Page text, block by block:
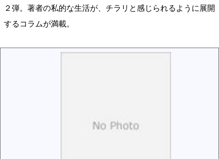
２弾。著者の私的な生活が、チラリと感じられるように展開
するコラムが満載。